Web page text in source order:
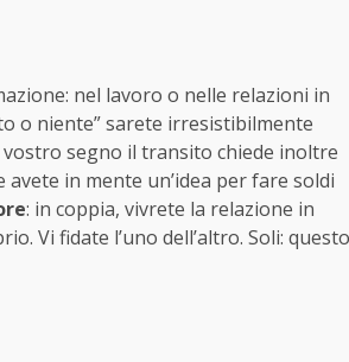
nel lavoro o nelle relazioni in
o niente” sarete irresistibilmente
segno il transito chiede inoltre
in mente un’idea per fare soldi
: in coppia, vivrete la relazione in
Vi fidate l’uno dell’altro. Soli: questo